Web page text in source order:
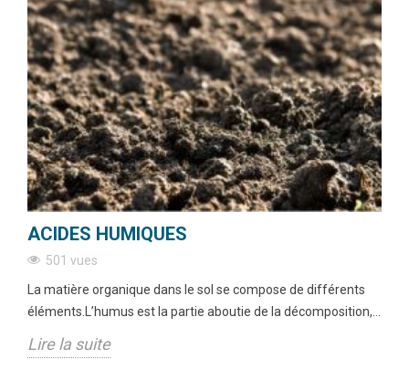
ACIDES HUMIQUES
501 vues
La matière organique dans le sol se compose de différents
éléments.L’humus est la partie aboutie de la décomposition,...
Lire la suite